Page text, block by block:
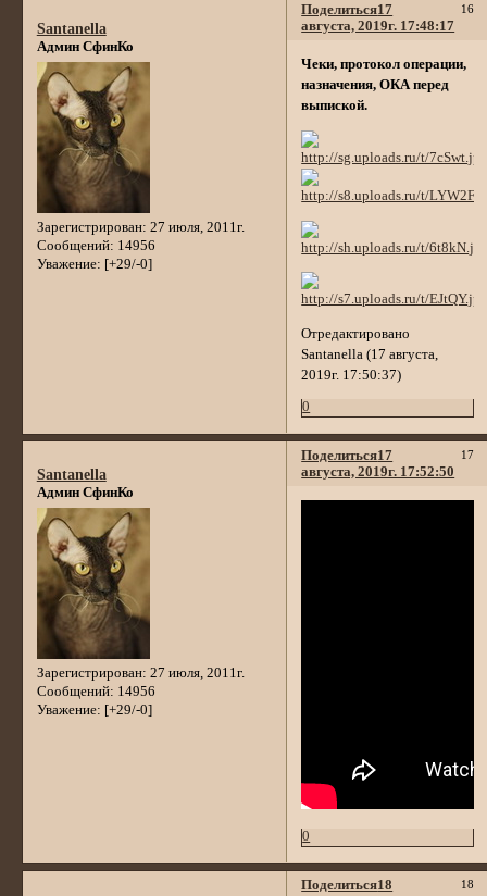
Поделиться 16
17
августа, 2019г. 17:48:17
Santanella
Админ СфинКо
Зарегистрирован: 27 июля, 2011г.
Сообщений: 14956
Уважение: [+29/-0]
Чеки, протокол операции,
назначения, ОКА перед
выпиской.
Отредактировано
Santanella (17 августа,
2019г. 17:50:37)
0
Поделиться 17
17
августа, 2019г. 17:52:50
Santanella
Админ СфинКо
Зарегистрирован: 27 июля, 2011г.
Сообщений: 14956
Уважение: [+29/-0]
0
Поделиться 18
18